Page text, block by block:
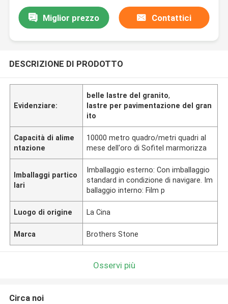
Miglior prezzo Contattici
DESCRIZIONE DI PRODOTTO
Evidenziare:
belle lastre del granito,
lastre per pavimentazione del gran
ito
Capacità di alime
ntazione
10000 metro quadro/metri quadri al
mese dell'oro di Sofitel marmorizza
Imballaggi partico
lari
Imballaggio esterno: Con imballaggio
standard in condizione di navigare. Im
ballaggio interno: Film p
Luogo di origine La Cina
Marca Brothers Stone
Osservi più
Circa noi